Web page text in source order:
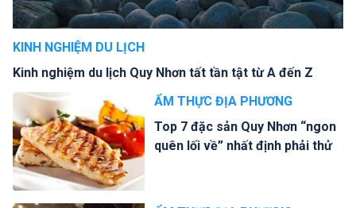
KINH NGHIỆM DU LỊCH
Kinh nghiệm du lịch Quy Nhơn tất tần tật từ A đến Z
ẨM THỰC ĐỊA PHƯƠNG
Top 7 đặc sản Quy Nhơn “ngon
quên lối về” nhất định phải thử